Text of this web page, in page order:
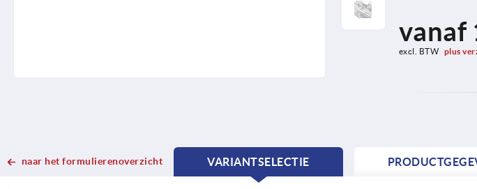
vanaf
excl. BTW plus
naar het formulierenoverzicht
VARIANTSELECTIE
CURRENT
CURRENT